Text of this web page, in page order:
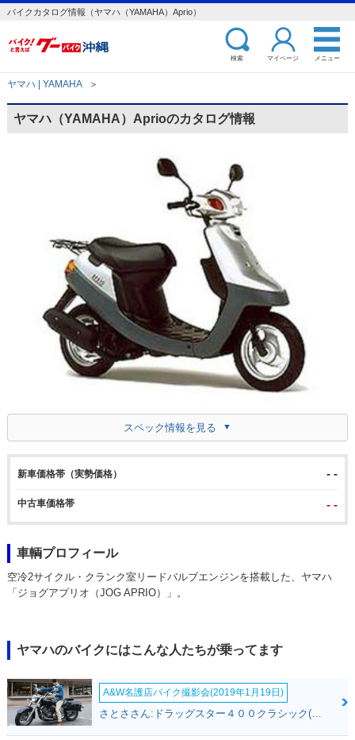
バイクカタログ情報（ヤマハ（YAMAHA）Aprio）
検索 マイページ メニュー
ヤマハ | YAMAHA ＞
ヤマハ（YAMAHA）Aprioのカタログ情報
スペック情報を見る
新車価格帯（実勢価格） - -
中古車価格帯 - -
車輌プロフィール
空冷2サイクル・クランク室リードバルブエンジンを搭載した、ヤマハ
「ジョグアプリオ（JOG APRIO）」。
ヤマハのバイクにはこんな人たちが乗ってます
A&W名護店バイク撮影会(2019年1月19日)
さとささん:ドラッグスター４００クラシック(ヤマハ)